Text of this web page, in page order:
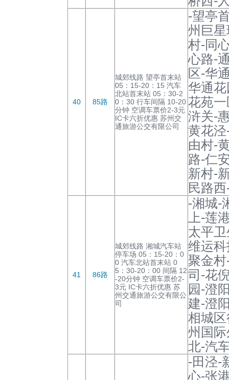
40 85路
城郊线路 望亭首末站
05：15-20：15 汽车
北站首末站 05：30-2
0：30 行车间隔 10-20
分钟 空调车票价2-3元
IC卡六折优惠 苏州交
通旅游公交有限公司
-望亭
州巨
村-同
心路-
区-华
华通
花苑
浒关-
黄花
由村-
路-仁
新村-
民路
41 86路
城郊线路 湘城汽车站
停车场 05：15-20：0
0 汽车北站首末站 0
5：30-20：00 间隔 12
-20分钟 空调车票价2-
3元 IC卡六折优惠 苏
州交通旅游公交有限公
司
-湘城-
上-莲
太平
维运
聚金
司-花
园-澄
建-澄
相城
州国
北-汽
-田泾-
心-张